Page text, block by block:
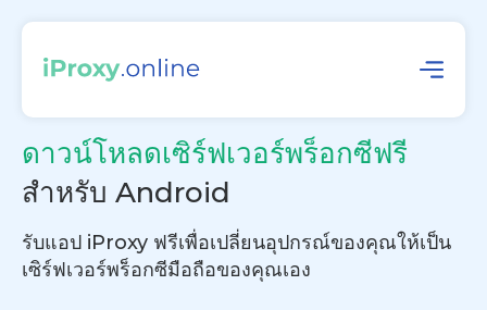
ดาวน์โหลดเซิร์ฟเวอร์พร็อกซีฟรี
สำหรับ Android
รับแอป iProxy ฟรีเพื่อเปลี่ยนอุปกรณ์ของคุณให้เป็น
เซิร์ฟเวอร์พร็อกซีมือถือของคุณเอง